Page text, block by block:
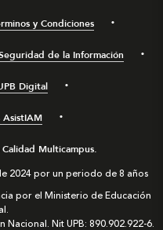
y Condiciones
de la Información
Digital
AsistIAM
Multicampus.
2024 por un periodo de 8 años
por el Ministerio de Educación
Nit UPB: 890.902.922-6.